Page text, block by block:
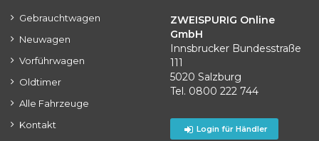
Gebrauchtwagen
Neuwagen
Vorführwagen
Oldtimer
Alle Fahrzeuge
Kontakt
ZWEISPURIG Online
GmbH
Innsbrucker Bundesstraße
111
5020 Salzburg
Tel. 0800 222 744
Login für Händler